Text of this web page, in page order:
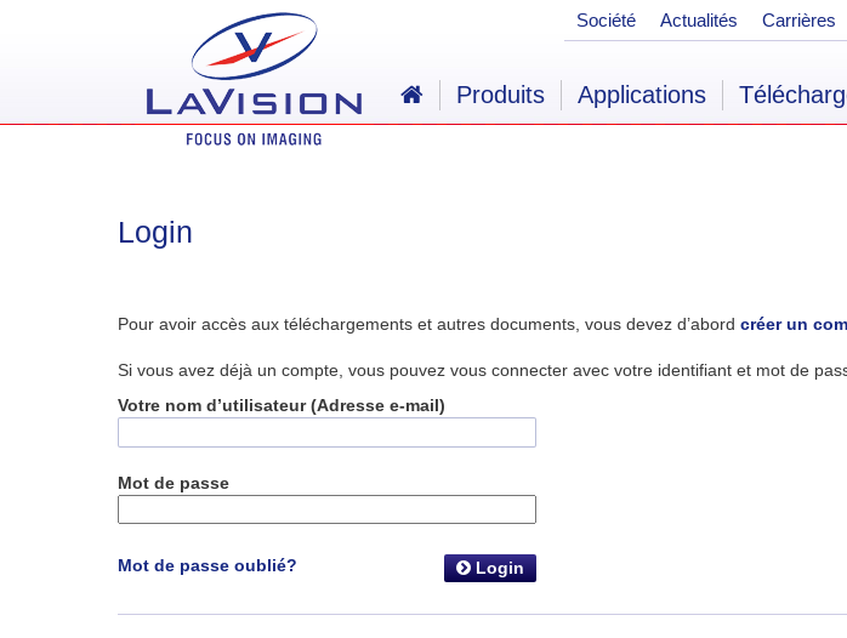
Login
Pour avoir accès aux téléchargements et autres documents, vous devez d’abord créer un
Si vous avez déjà un compte, vous pouvez vous connecter avec votre identifiant et mot de
Votre nom d’utilisateur (Adresse e-mail)
Mot de passe
Mot de passe oublié? Login
Société Actualités Carrières
Produits Applications